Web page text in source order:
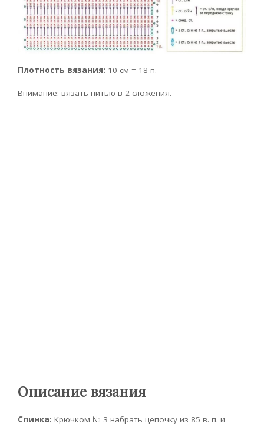
Плотность вязания: 10 см = 18 п.
Внимание: вязать нитью в 2 сложения.
Описание вязания
Спинка: Крючком № 3 набрать цепочку из 85 в. п. и